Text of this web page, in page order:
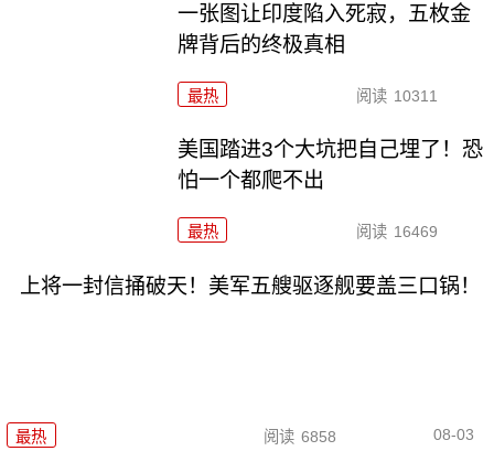
一张图让印度陷入死寂，五枚金
牌背后的终极真相
最热 阅读 10311
美国踏进3个大坑把自己埋了！恐
怕一个都爬不出
最热 阅读 16469
上将一封信捅破天！美军五艘驱逐舰要盖三口锅！
最热 阅读 6858 08-03